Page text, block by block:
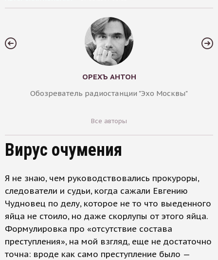
ОРЕХЪ АНТОН
Обозреватель радиостанции "Эхо Москвы"
Все авторы
Вирус очумения
Я не знаю, чем руководствовались прокуроры,
следователи и судьи, когда сажали Евгению
Чудновец по делу, которое не то что выеденного
яйца не стоило, но даже скорлупы от этого яйца.
Формулировка про «отсутствие состава
преступления», на мой взгляд, еще не достаточно
точна: вроде как само преступление было —